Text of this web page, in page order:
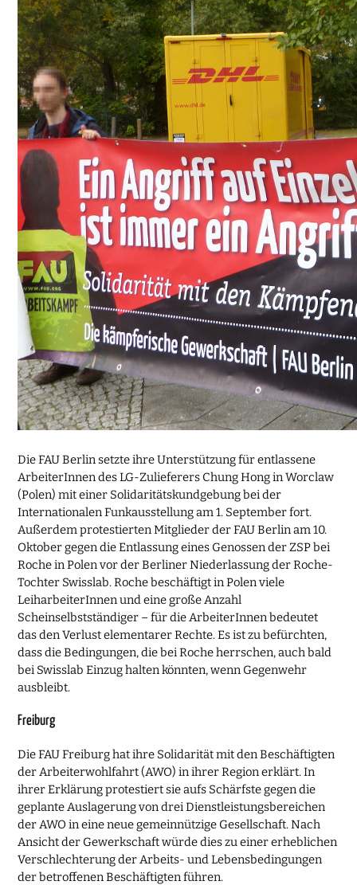
Die FAU Berlin setzte ihre Unterstützung für entlassene
ArbeiterInnen des LG-Zulieferers Chung Hong in Worclaw
(Polen) mit einer Solidaritätskundgebung bei der
Internationalen Funkausstellung am 1. September fort.
Außerdem protestierten Mitglieder der FAU Berlin am 10.
Oktober gegen die Entlassung eines Genossen der ZSP bei
Roche in Polen vor der Berliner Niederlassung der Roche-
Tochter Swisslab. Roche beschäftigt in Polen viele
LeiharbeiterInnen und eine große Anzahl
Scheinselbstständiger – für die ArbeiterInnen bedeutet
das den Verlust elementarer Rechte. Es ist zu befürchten,
dass die Bedingungen, die bei Roche herrschen, auch bald
bei Swisslab Einzug halten könnten, wenn Gegenwehr
ausbleibt.
Freiburg
Die FAU Freiburg hat ihre Solidarität mit den Beschäftigten
der Arbeiterwohlfahrt (AWO) in ihrer Region erklärt. In
ihrer Erklärung protestiert sie aufs Schärfste gegen die
geplante Auslagerung von drei Dienstleistungsbereichen
der AWO in eine neue gemeinnützige Gesellschaft. Nach
Ansicht der Gewerkschaft würde dies zu einer erheblichen
Verschlechterung der Arbeits- und Lebensbedingungen
der betroffenen Beschäftigten führen.